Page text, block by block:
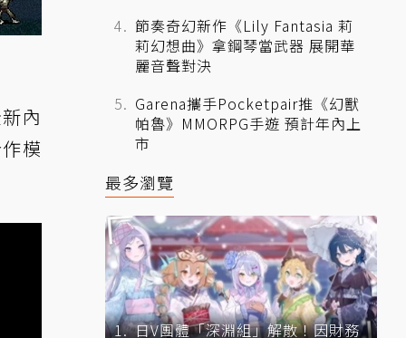
內
模
節奏奇幻新作《Lily Fantasia 莉
莉幻想曲》拿鋼琴當武器 展開華
麗音聲對決
Garena攜手Pocketpair推《幻獸
帕魯》MMORPG手遊 預計年內上
市
最多瀏覽
日V團體「深淵組」解散！因財務